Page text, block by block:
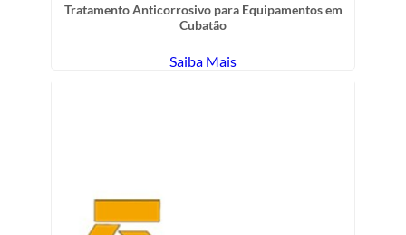
Tratamento Anticorrosivo para Equipamentos em
Cubatão
Saiba Mais